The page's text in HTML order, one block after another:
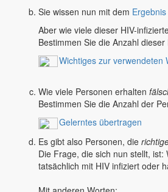
Sie wissen nun mit dem
Aber wie viele dieser HIV-
Bestimmen Sie die Anzahl dieser
Wichtiges zur verwendeten
Wie viele Personen erhalten
Bestimmen Sie die Anzahl der
Gelerntes übertragen
Es gibt also Personen, die
Die Frage, die sich nun stellt,
tatsächlich mit HIV infiziert oder